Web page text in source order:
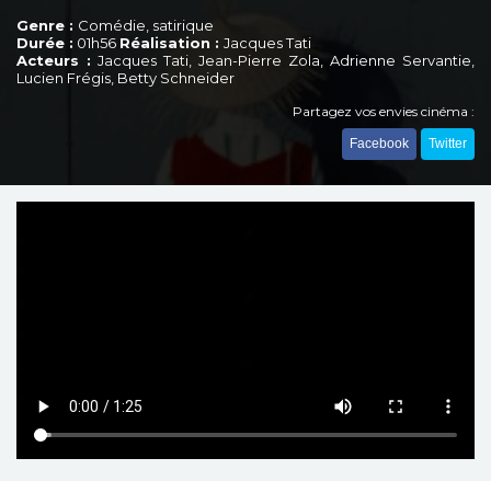
Genre : Comédie, satirique
Durée : 01h56 Réalisation : Jacques Tati
Acteurs : Jacques Tati, Jean-Pierre Zola, Adrienne Servantie,
Lucien Frégis, Betty Schneider
Partagez vos envies cinéma :
Facebook Twitter